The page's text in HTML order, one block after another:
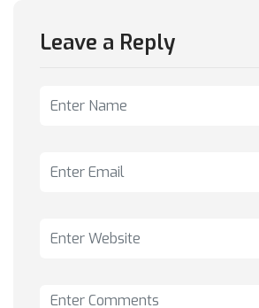
Leave a Reply